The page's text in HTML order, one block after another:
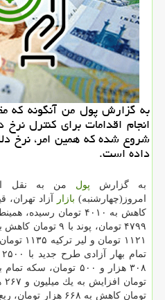
به گزارش پول من آنگونه كه
انجام اقدامات برای كنترل نرخ
داده است.
به گزارش پول من به نقل
امروز(چهارشنبه) بازار آزاد تهران،
۱۱۲۱
۳۰۸ هزار و ۵۰۰ تومان،